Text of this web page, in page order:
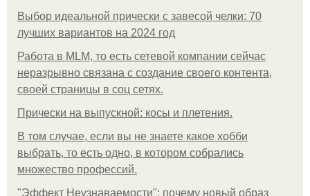
Выбор идеальной прически с завесой челки: 70
лучших вариантов на 2024 год
Работа в MLM, то есть сетевой компании сейчас
неразрывно связана с создание своего контента,
своей страницы в соц сетях.
Прически на выпускной: косы и плетения.
В том случае, если вы не знаете какое хобби
выбрать, то есть одно, в котором собрались
множество профессий.
"Эффект Неузнаваемости": почему новый образ